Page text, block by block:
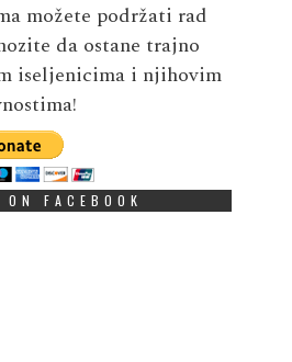
možete podržati rad
da ostane trajno
iseljenicima i njihovim
FACEBOOK